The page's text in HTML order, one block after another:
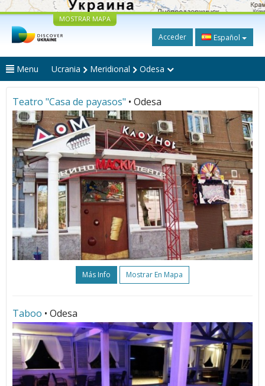
MOSTRAR MAPA
Acceder Español
Menu Ucrania Meridional Odesa
Teatro "Casa de payasos" • Odesa
Más Info Mostrar En Mapa
Taboo • Odesa